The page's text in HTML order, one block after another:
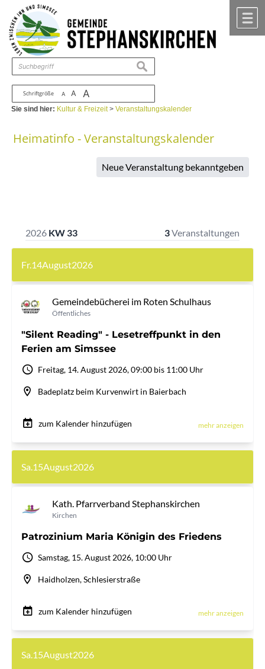
Zum Inhalt ,zur Navigation
Schriftgröße A A A
suchen
Sie sind hier: Kultur & Freizeit>Veranstaltungskalender
Heimatinfo - Veranstaltungskalender